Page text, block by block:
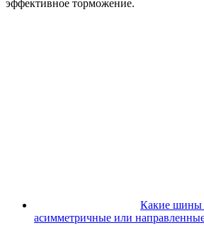
эффективное торможение.
Какие шины
асимметричные или